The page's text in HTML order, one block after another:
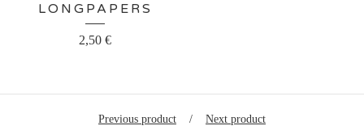
LONGPAPERS
2,50 €
Previous product Next product